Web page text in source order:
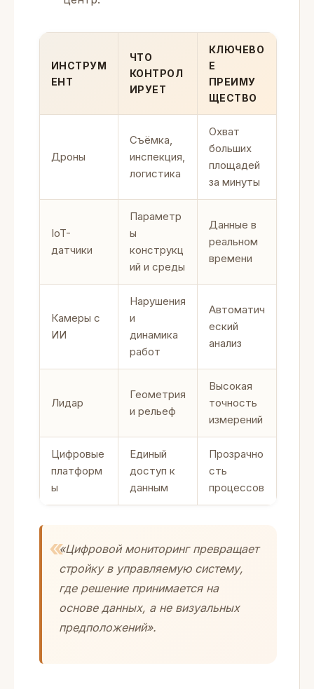
ИНСТРУМ
ЕНТ
ЧТО
КОНТРОЛ
ИРУЕТ
КЛЮЧЕВО
Е
ПРЕИМУ
ЩЕСТВО
Дроны
Съёмка,
инспекция,
логистика
Охват
больших
площадей
за минуты
IoT-
датчики
Параметр
ы
конструкц
ий и среды
Данные в
реальном
времени
Камеры с
ИИ
Нарушения
и
динамика
работ
Автоматич
еский
анализ
Лидар
Геометрия
и рельеф
Высокая
точность
измерений
Цифровые
платформ
ы
Единый
доступ к
данным
Прозрачно
сть
процессов
«Цифровой мониторинг превращает
стройку в управляемую систему,
где решение принимается на
основе данных, а не визуальных
предположений».